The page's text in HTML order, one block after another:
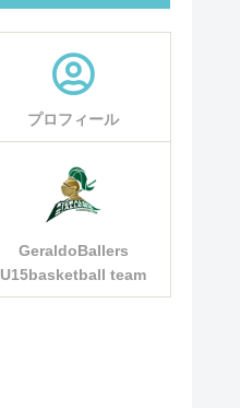
プロフィール
GeraldoBallers
U15basketball team